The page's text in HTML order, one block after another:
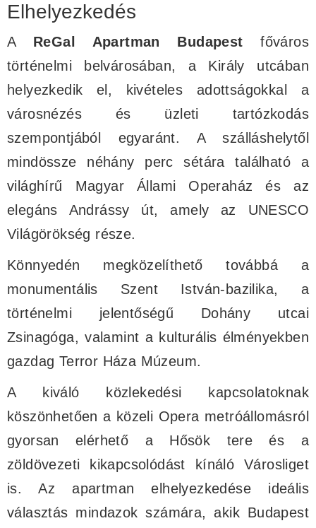
Elhelyezkedés
A ReGal Apartman Budapest főváros
történelmi belvárosában, a Király utcában
helyezkedik el, kivételes adottságokkal a
városnézés és üzleti tartózkodás
szempontjából egyaránt. A szálláshelytől
mindössze néhány perc sétára található a
világhírű Magyar Állami Operaház és az
elegáns Andrássy út, amely az UNESCO
Világörökség része.
Könnyedén megközelíthető továbbá a
monumentális Szent István-bazilika, a
történelmi jelentőségű Dohány utcai
Zsinagóga, valamint a kulturális élményekben
gazdag Terror Háza Múzeum.
A kiváló közlekedési kapcsolatoknak
köszönhetően a közeli Opera metróállomásról
gyorsan elérhető a Hősök tere és a
zöldövezeti kikapcsolódást kínáló Városliget
is. Az apartman elhelyezkedése ideális
választás mindazok számára, akik Budapest